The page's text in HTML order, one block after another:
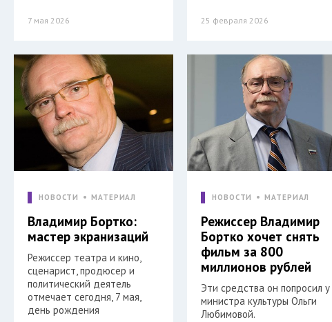
7 мая 2026 25 февраля 2026
НОВОСТИ МАТЕРИАЛ
Владимир Бортко:
мастер экранизаций
Режиссер театра и кино,
сценарист, продюсер и
политический деятель
отмечает сегодня, 7 мая,
день рождения
НОВОСТИ МАТЕРИАЛ
Режиссер Владимир
Бортко хочет снять
фильм за 800
миллионов рублей
Эти средства он попросил у
министра культуры Ольги
Любимовой.